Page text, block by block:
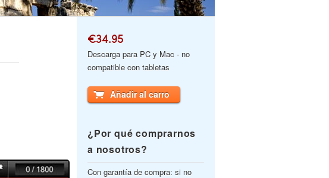
€34.95
Descarga para PC y Mac - no
compatible con tabletas
Añadir al carro
¿Por qué comprarnos
a nosotros?
Con garantía de compra: si no